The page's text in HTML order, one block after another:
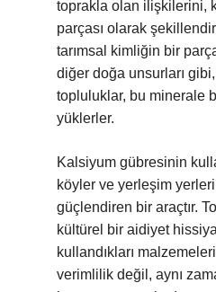
toprakla olan ilişkilerini,
parçası olarak
tarımsal kimliğin bir
diğer doğa unsurları
topluluklar, bu minerale
yüklerler.
Kalsiyum gübresinin
köyler ve yerleşim yerleri
güçlendiren bir araçtır.
kültürel bir aidiyet
kullandıkları
verimlilik değil, aynı